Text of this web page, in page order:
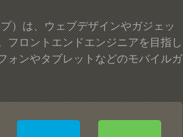
）は、ウェブデザインやガジェッ
フロントエンドエンジニアを目指し
ォンやタブレットなどのモバイルガ